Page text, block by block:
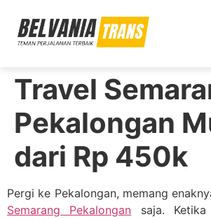
Travel
Pekalongan
dari Rp 450k
Pergi ke Pekalongan, memang
Semarang Pekalongan saja.